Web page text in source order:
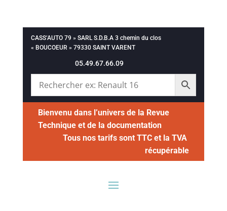
CASS’AUTO 79 » SARL S.D.B.A 3 chemin du clos
« BOUCOEUR » 79330 SAINT VARENT
05.49.67.66.09
Bienvenu dans l’univers de la Revue
Technique et de la documentation
Tous nos tarifs sont TTC et la TVA
récupérable